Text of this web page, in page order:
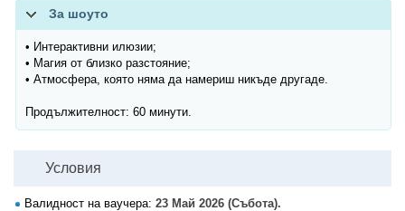
За шоуто
• Интерактивни илюзии;
• Магия от близко разстояние;
• Атмосфера, която няма да намериш никъде другаде.
Продължителност: 60 минути.
Условия
Валидност на ваучера: 23 Май 2026 (Събота).